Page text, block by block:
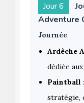
Jour 6
Adventure
Journée
Ardèche
dédiée
Paintball
stratégie,